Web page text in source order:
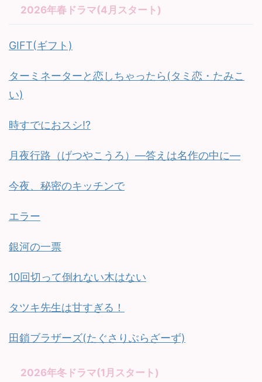
2026年春ドラマ(4月スタート)
GIFT(ギフト)
ターミネーターと恋しちゃったら(タミ恋・たみこ
い)
時すでにおスシ!?
月夜行路（げつやこうろ）—答えは名作の中に—
今夜、秘密のキッチンで
エラー
銀河の一票
10回切って倒れない木はない
タツキ先生は甘すぎる！
田鎖ブラザーズ(たぐさりぶらざーず)
2026年冬ドラマ(1月スタート)